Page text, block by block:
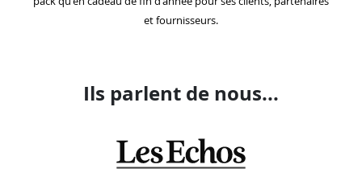
et fournisseurs.
Ils parlent de nous...